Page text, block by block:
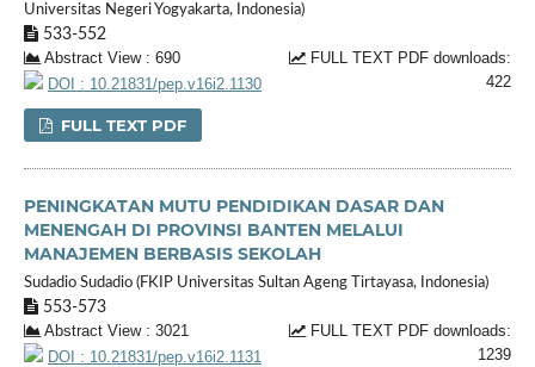
Universitas Negeri Yogyakarta, Indonesia)
533-552
Abstract View : 690
FULL TEXT PDF downloads:
422
DOI : 10.21831/pep.v16i2.1130
FULL TEXT PDF
PENINGKATAN MUTU PENDIDIKAN DASAR DAN
MENENGAH DI PROVINSI BANTEN MELALUI
MANAJEMEN BERBASIS SEKOLAH
Sudadio Sudadio (FKIP Universitas Sultan Ageng Tirtayasa, Indonesia)
553-573
Abstract View : 3021
FULL TEXT PDF downloads:
1239
DOI : 10.21831/pep.v16i2.1131